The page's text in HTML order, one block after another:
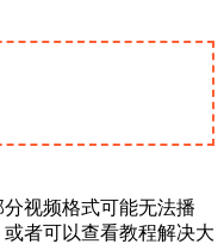
视频格式可能无法播
者可以查看教程解决大